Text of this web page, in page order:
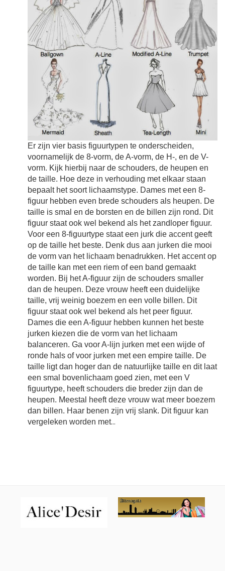
Er zijn vier basis figuurtypen te onderscheiden,
voornamelijk de 8-vorm, de A-vorm, de H-, en de V-
vorm. Kijk hierbij naar de schouders, de heupen en
de taille. Hoe deze in verhouding met elkaar staan
bepaalt het soort lichaamstype. Dames met een 8-
figuur hebben even brede schouders als heupen. De
taille is smal en de borsten en de billen zijn rond. Dit
figuur staat ook wel bekend als het zandloper figuur.
Voor een 8-figuurtype staat een jurk die accent geeft
op de taille het beste. Denk dus aan jurken die mooi
de vorm van het lichaam benadrukken. Het accent op
de taille kan met een riem of een band gemaakt
worden. Bij het A-figuur zijn de schouders smaller
dan de heupen. Deze vrouw heeft een duidelijke
taille, vrij weinig boezem en een volle billen. Dit
figuur staat ook wel bekend als het peer figuur.
Dames die een A-figuur hebben kunnen het beste
jurken kiezen die de vorm van het lichaam
balanceren. Ga voor A-lijn jurken met een wijde of
ronde hals of voor jurken met een empire taille. De
taille ligt dan hoger dan de natuurlijke taille en dit laat
een smal bovenlichaam goed zien, met een V
figuurtype, heeft schouders die breder zijn dan de
heupen. Meestal heeft deze vrouw wat meer boezem
dan billen. Haar benen zijn vrij slank. Dit figuur kan
vergeleken worden met...